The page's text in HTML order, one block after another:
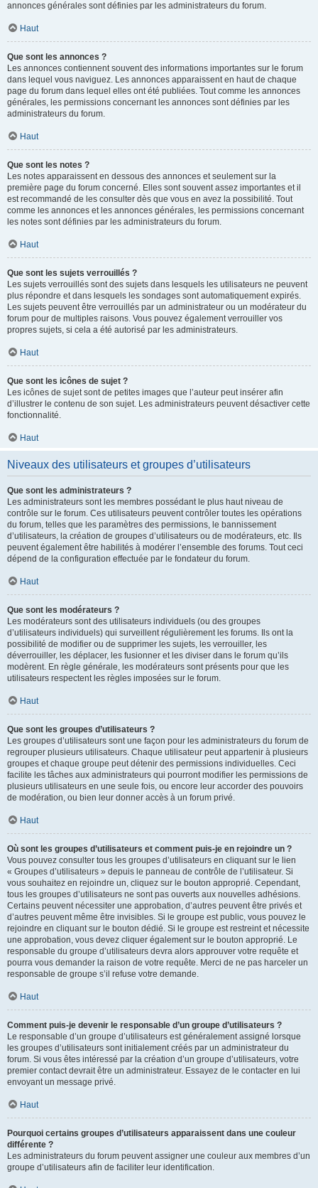
annonces générales sont définies par les administrateurs du forum.
Haut
Que sont les annonces ?
Les annonces contiennent souvent des informations importantes sur le forum
dans lequel vous naviguez. Les annonces apparaissent en haut de chaque
page du forum dans lequel elles ont été publiées. Tout comme les annonces
générales, les permissions concernant les annonces sont définies par les
administrateurs du forum.
Haut
Que sont les notes ?
Les notes apparaissent en dessous des annonces et seulement sur la
première page du forum concerné. Elles sont souvent assez importantes et il
est recommandé de les consulter dès que vous en avez la possibilité. Tout
comme les annonces et les annonces générales, les permissions concernant
les notes sont définies par les administrateurs du forum.
Haut
Que sont les sujets verrouillés ?
Les sujets verrouillés sont des sujets dans lesquels les utilisateurs ne peuvent
plus répondre et dans lesquels les sondages sont automatiquement expirés.
Les sujets peuvent être verrouillés par un administrateur ou un modérateur du
forum pour de multiples raisons. Vous pouvez également verrouiller vos
propres sujets, si cela a été autorisé par les administrateurs.
Haut
Que sont les icônes de sujet ?
Les icônes de sujet sont de petites images que l’auteur peut insérer afin
d’illustrer le contenu de son sujet. Les administrateurs peuvent désactiver cette
fonctionnalité.
Haut
Niveaux des utilisateurs et groupes d’utilisateurs
Que sont les administrateurs ?
Les administrateurs sont les membres possédant le plus haut niveau de
contrôle sur le forum. Ces utilisateurs peuvent contrôler toutes les opérations
du forum, telles que les paramètres des permissions, le bannissement
d’utilisateurs, la création de groupes d’utilisateurs ou de modérateurs, etc. Ils
peuvent également être habilités à modérer l’ensemble des forums. Tout ceci
dépend de la configuration effectuée par le fondateur du forum.
Haut
Que sont les modérateurs ?
Les modérateurs sont des utilisateurs individuels (ou des groupes
d’utilisateurs individuels) qui surveillent régulièrement les forums. Ils ont la
possibilité de modifier ou de supprimer les sujets, les verrouiller, les
déverrouiller, les déplacer, les fusionner et les diviser dans le forum qu’ils
modèrent. En règle générale, les modérateurs sont présents pour que les
utilisateurs respectent les règles imposées sur le forum.
Haut
Que sont les groupes d’utilisateurs ?
Les groupes d’utilisateurs sont une façon pour les administrateurs du forum de
regrouper plusieurs utilisateurs. Chaque utilisateur peut appartenir à plusieurs
groupes et chaque groupe peut détenir des permissions individuelles. Ceci
facilite les tâches aux administrateurs qui pourront modifier les permissions de
plusieurs utilisateurs en une seule fois, ou encore leur accorder des pouvoirs
de modération, ou bien leur donner accès à un forum privé.
Haut
Où sont les groupes d’utilisateurs et comment puis-je en rejoindre un ?
Vous pouvez consulter tous les groupes d’utilisateurs en cliquant sur le lien
« Groupes d’utilisateurs » depuis le panneau de contrôle de l’utilisateur. Si
vous souhaitez en rejoindre un, cliquez sur le bouton approprié. Cependant,
tous les groupes d’utilisateurs ne sont pas ouverts aux nouvelles adhésions.
Certains peuvent nécessiter une approbation, d’autres peuvent être privés et
d’autres peuvent même être invisibles. Si le groupe est public, vous pouvez le
rejoindre en cliquant sur le bouton dédié. Si le groupe est restreint et nécessite
une approbation, vous devez cliquer également sur le bouton approprié. Le
responsable du groupe d’utilisateurs devra alors approuver votre requête et
pourra vous demander la raison de votre requête. Merci de ne pas harceler un
responsable de groupe s’il refuse votre demande.
Haut
Comment puis-je devenir le responsable d’un groupe d’utilisateurs ?
Le responsable d’un groupe d’utilisateurs est généralement assigné lorsque
les groupes d’utilisateurs sont initialement créés par un administrateur du
forum. Si vous êtes intéressé par la création d’un groupe d’utilisateurs, votre
premier contact devrait être un administrateur. Essayez de le contacter en lui
envoyant un message privé.
Haut
Pourquoi certains groupes d’utilisateurs apparaissent dans une couleur
différente ?
Les administrateurs du forum peuvent assigner une couleur aux membres d’un
groupe d’utilisateurs afin de faciliter leur identification.